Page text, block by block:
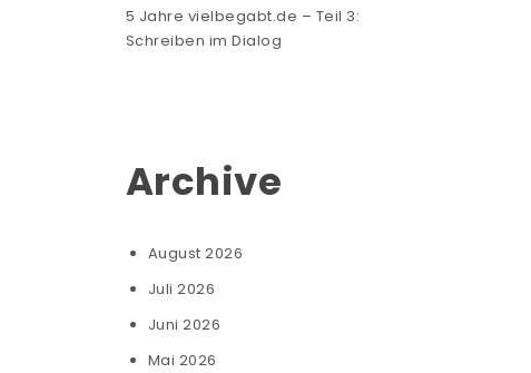
5 Jahre vielbegabt.de – Teil 3:
Schreiben im Dialog
Archive
August 2026
Juli 2026
Juni 2026
Mai 2026